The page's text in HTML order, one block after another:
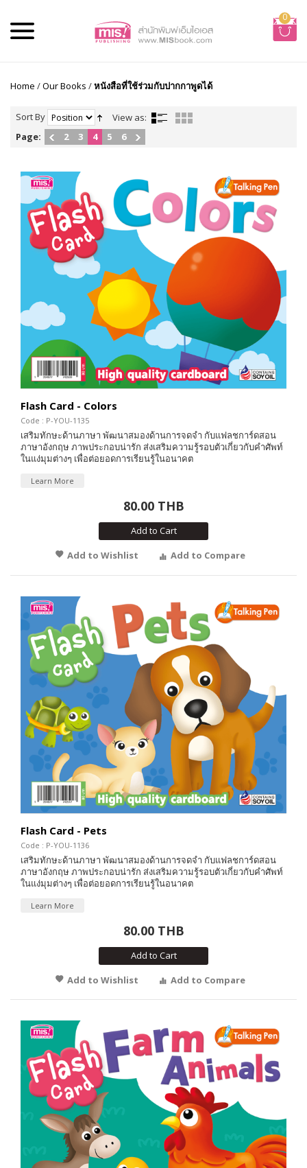
0
Home /Our Books /หนังสือที่ใช้ร่วมกับปากกาพูดได้
Sort By
View as:
Page:
2 3 4 5 6
Flash Card - Colors
Code : P-YOU-1135
เสริมทักษะด้านภาษา พัฒนาสมองด้านการจดจำ กับแฟลชการ์ดสอน
ภาษาอังกฤษ ภาพประกอบน่ารัก ส่งเสริมความรู้รอบตัวเกี่ยวกับคำศัพท์
ในแง่มุมต่างๆ เพื่อต่อยอดการเรียนรู้ในอนาคต
Learn More
80.00 THB
Add to Cart
Add to Wishlist
Add to Compare
Flash Card - Pets
Code : P-YOU-1136
เสริมทักษะด้านภาษา พัฒนาสมองด้านการจดจำ กับแฟลชการ์ดสอน
ภาษาอังกฤษ ภาพประกอบน่ารัก ส่งเสริมความรู้รอบตัวเกี่ยวกับคำศัพท์
ในแง่มุมต่างๆ เพื่อต่อยอดการเรียนรู้ในอนาคต
Learn More
80.00 THB
Add to Cart
Add to Wishlist
Add to Compare